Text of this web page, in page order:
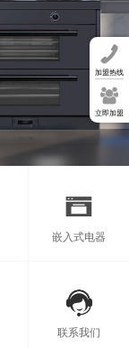
嵌入式电器
联系我们
加盟热线
立即加盟